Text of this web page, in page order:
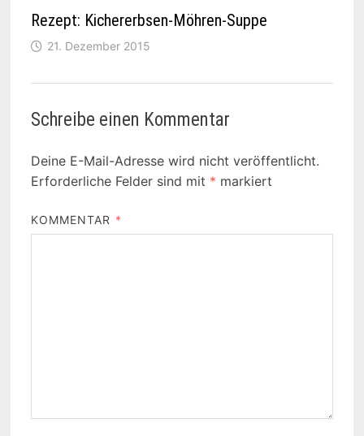
Rezept: Kichererbsen-Möhren-Suppe
21. Dezember 2015
Schreibe einen Kommentar
Deine E-Mail-Adresse wird nicht veröffentlicht.
Erforderliche Felder sind mit * markiert
KOMMENTAR *